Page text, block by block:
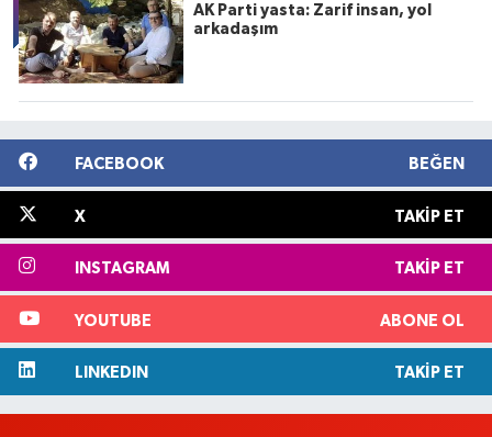
AK Parti yasta: Zarif insan, yol
arkadaşım
FACEBOOK BEĞEN
X TAKIP ET
INSTAGRAM TAKIP ET
YOUTUBE ABONE OL
LINKEDIN TAKIP ET